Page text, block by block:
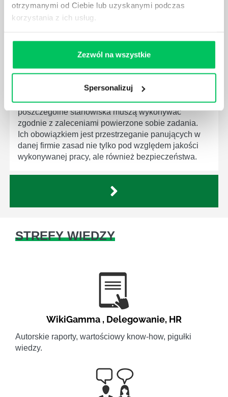
otrzymanymi od Ciebie lub uzyskanymi podczas
korzystania z ich usług.
Zezwól na wszystkie
Spersonalizuj
produktów, które trafiają do klientów.
CZYM ZAJMUJE SIĘ AUDYTOR WEWNĘTRZNY
LABORATORIUM?
W każdym miejscu pracy osoby zatrudnione na
poszczególne stanowiska muszą wykonywać
zgodnie z zaleceniami powierzone sobie zadania.
Ich obowiązkiem jest przestrzeganie panujących w
danej firmie zasad nie tylko pod względem jakości
wykonywanej pracy, ale również bezpieczeństwa.
STREFY WIEDZY
WikiGamma , Delegowanie, HR
Autorskie raporty, wartościowy know-how, pigułki
wiedzy.